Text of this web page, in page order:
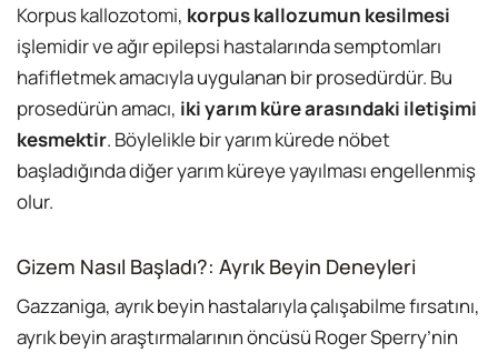
Korpus kallozotomi, korpus kallozumun kesilmesi
işlemidir ve ağır epilepsi hastalarında semptomları
hafifletmek amacıyla uygulanan bir prosedürdür. Bu
prosedürün amacı, iki yarım küre arasındaki iletişimi
kesmektir. Böylelikle bir yarım kürede nöbet
başladığında diğer yarım küreye yayılması engellenmiş
olur.
Gizem Nasıl Başladı?: Ayrık Beyin Deneyleri
Gazzaniga, ayrık beyin hastalarıyla çalışabilme fırsatını,
ayrık beyin araştırmalarının öncüsü Roger Sperry’nin